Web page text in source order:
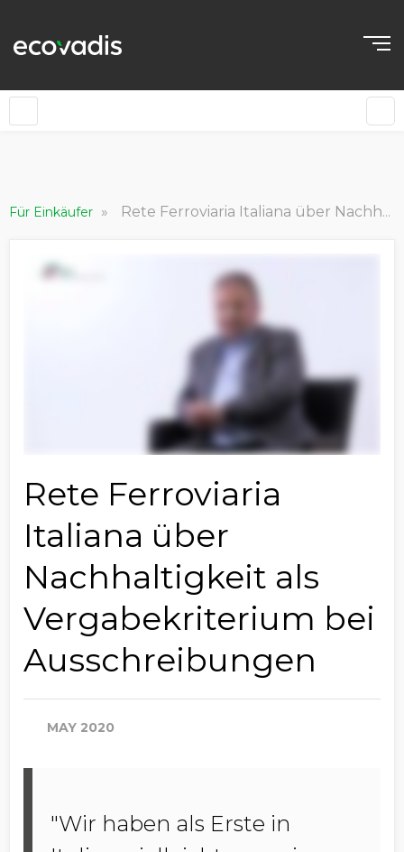
Für Einkäufer » Rete Ferroviaria Italiana über Nachhaltigkeit als Vergabekriterium bei Ausschreibungen
Rete Ferroviaria
Italiana über
Nachhaltigkeit als
Vergabekriterium bei
Ausschreibungen
MAY 2020
"Wir haben als Erste in